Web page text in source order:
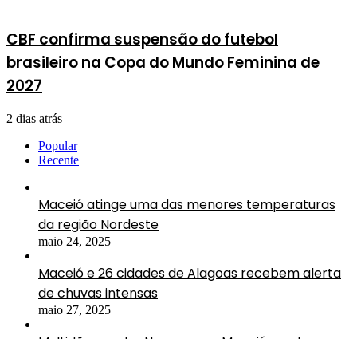
CBF confirma suspensão do futebol
brasileiro na Copa do Mundo Feminina de
2027
2 dias atrás
Popular
Recente
Maceió atinge uma das menores temperaturas
da região Nordeste
maio 24, 2025
Maceió e 26 cidades de Alagoas recebem alerta
de chuvas intensas
maio 27, 2025